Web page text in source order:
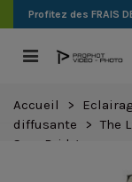
Profitez des FRAIS
Accueil >
diffusante
> The
SnapBridge